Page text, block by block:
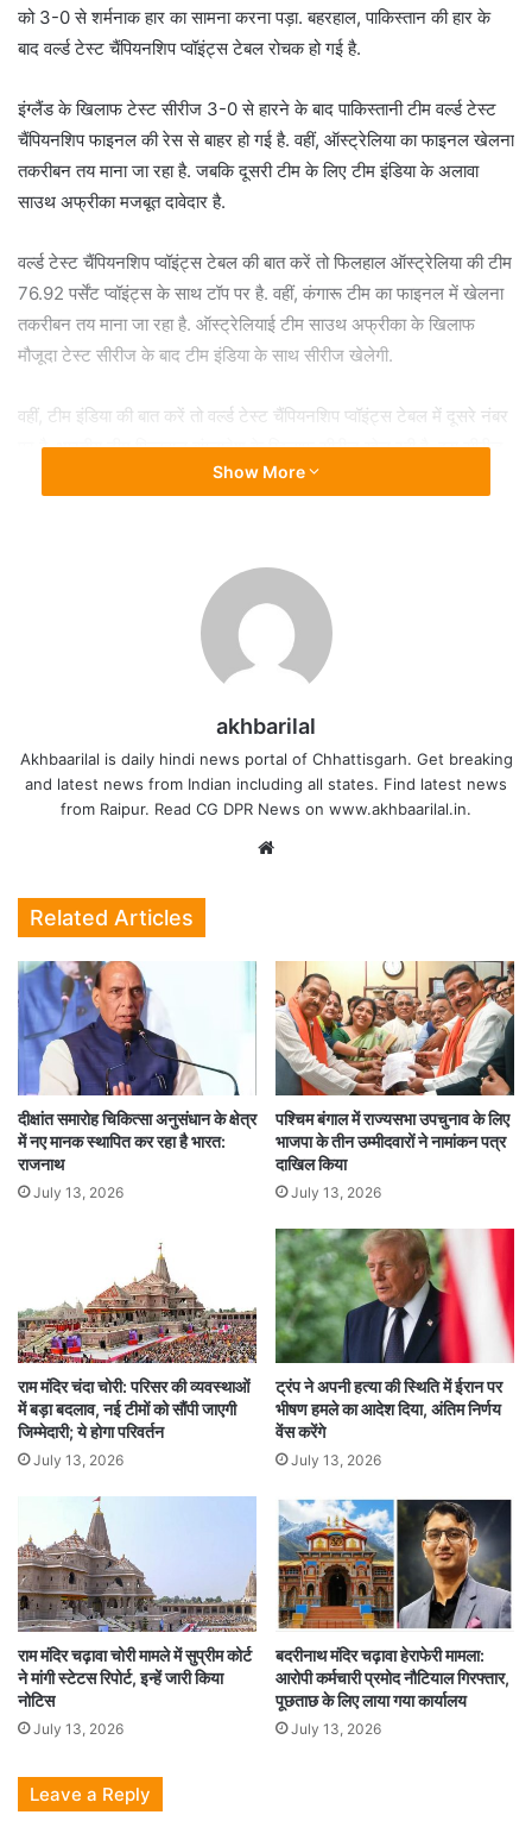
को 3-0 से शर्मनाक हार का सामना करना पड़ा. बहरहाल, पाकिस्तान की हार के
बाद वर्ल्ड टेस्ट चैंपियनशिप प्वॉइंट्स टेबल रोचक हो गई है.
इंग्लैंड के खिलाफ टेस्ट सीरीज 3-0 से हारने के बाद पाकिस्तानी टीम वर्ल्ड टेस्ट
चैंपियनशिप फाइनल की रेस से बाहर हो गई है. वहीं, ऑस्ट्रेलिया का फाइनल खेलना
तकरीबन तय माना जा रहा है. जबकि दूसरी टीम के लिए टीम इंडिया के अलावा
साउथ अफ्रीका मजबूत दावेदार है.
वर्ल्ड टेस्ट चैंपियनशिप प्वॉइंट्स टेबल की बात करें तो फिलहाल ऑस्ट्रेलिया की टीम
76.92 पर्सेंट प्वॉइंट्स के साथ टॉप पर है. वहीं, कंगारू टीम का फाइनल में खेलना
तकरीबन तय माना जा रहा है. ऑस्ट्रेलियाई टीम साउथ अफ्रीका के खिलाफ
मौजूदा टेस्ट सीरीज के बाद टीम इंडिया के साथ सीरीज खेलेगी.
वहीं, टीम इंडिया की बात करें तो वर्ल्ड टेस्ट चैंपियनशिप प्वॉइंट्स टेबल में दूसरे नंबर
पर है. भारतीय टीम फिलहाल बांग्लादेश के खिलाफ सीरीज खेल रही है. इस सीरीज
के बाद टीम इंडिया ऑस्ट्रेलिया के खिलाफ 4 टेस्ट मैचों की सीरीज खेलेगी. अगर
वर्ल्ड टेस्ट चैंपियनशिप प्वॉइंट्स टेबल में साउथ अफ्रीकी टीम ऑस्ट्रेलिया और
भारतीय टीम के बाद तीसरे नंबर पर है. बहरहाल, साउथ अफ्रीकी टीम ऑस्ट्रेलिया
के खिलाफ पहले टेस्ट मैच में हार चुकी है. अगर ऑस्ट्रेलिया के खिलाफ बाकी बचे
मैचों में डीन एल्गर की टीम हारती है तो वर्ल्ड टेस्ट चैंपियनशिप फाइनल में खेलने की
वेस्टइंडीज के खिलाफ सीरीज खेलेगी.
पाकिस्तान को टेस्ट सीरीज में 3-0 से हराने के बावजूद बेन स्टोक्स की टीम वर्ल्ड
टेस्ट चैंपियनशिप प्वॉइंट्स टेबल में पांचवें नंबर पर है, इंग्लैंड के 46.97 फीसदी
अंक हैं. हालांकि, इंग्लैंड के सारे मैच खत्म हो चुके हैं. इस तरह यह टीम वर्ल्ड टेस्ट
SPORTS WORLD TEST
Show More
akhbarilal
Akhbaarilal is daily hindi news portal of Chhattisgarh. Get breaking
and latest news from Indian including all states. Find latest news
from Raipur. Read CG DPR News on www.akhbaarilal.in.
Related Articles
दीक्षांत समारोह चिकित्सा अनुसंधान के क्षेत्र
में नए मानक स्थापित कर रहा है भारत:
राजनाथ
July 13, 2026
पश्चिम बंगाल में राज्यसभा उपचुनाव के लिए
भाजपा के तीन उम्मीदवारों ने नामांकन पत्र
दाखिल किया
July 13, 2026
राम मंदिर चंदा चोरी: परिसर की व्यवस्थाओं
में बड़ा बदलाव, नई टीमों को सौंपी जाएगी
जिम्मेदारी; ये होगा परिवर्तन
July 13, 2026
ट्रंप ने अपनी हत्या की स्थिति में ईरान पर
भीषण हमले का आदेश दिया, अंतिम निर्णय
वेंस करेंगे
July 13, 2026
राम मंदिर चढ़ावा चोरी मामले में सुप्रीम कोर्ट
ने मांगी स्टेटस रिपोर्ट, इन्हें जारी किया
नोटिस
July 13, 2026
बदरीनाथ मंदिर चढ़ावा हेराफेरी मामला:
आरोपी कर्मचारी प्रमोद नौटियाल गिरफ्तार,
पूछताछ के लिए लाया गया कार्यालय
July 13, 2026
Leave a Reply